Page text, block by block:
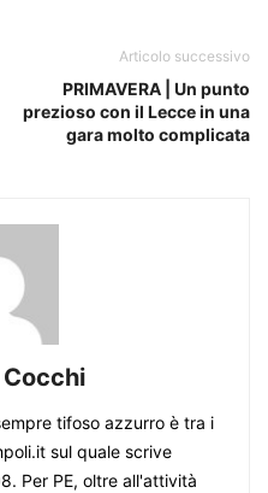
Articolo successivo
PRIMAVERA | Un punto
prezioso con il Lecce in una
gara molto complicata
tifoso azzurro è tra i
sul quale scrive
Per PE, oltre all'attività